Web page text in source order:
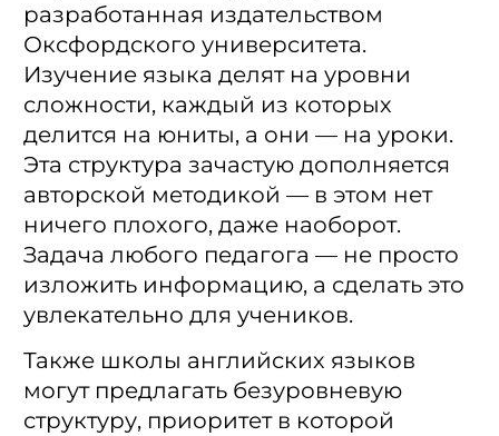
разработанная издательством
Оксфордского университета.
Изучение языка делят на уровни
сложности, каждый из которых
делится на юниты, а они — на уроки.
Эта структура зачастую дополняется
авторской методикой — в этом нет
ничего плохого, даже наоборот.
Задача любого педагога — не просто
изложить информацию, а сделать это
увлекательно для учеников.
Также школы английских языков
могут предлагать безуровневую
структуру, приоритет в которой